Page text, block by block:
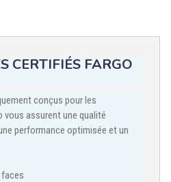
CERTIFIÉS FARGO
conçus pour les
vous assurent une qualité
performance optimisée et un